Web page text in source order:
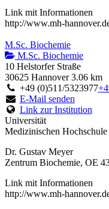
Link mit Informationen
http://www.mh-
M.Sc. Biochemie
M.Sc. Biochemie
10 Helstorfer Straße
30625 Hannover 3.06 km
+49 (0)511/5323977
E-Mail senden
Link zur Institution
Universität
Medizinischen
Dr. Gustav Meyer
Zentrum Biochemie, OE
Link mit Informationen
http://www.mh-